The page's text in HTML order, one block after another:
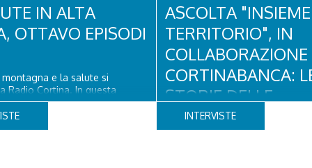
IN ALTA
OTTAVO EPISODI
e la salute si
Radio Cortina. In questa
Adam Jmili Direttore
di Ospedale
Rizzato direttore sanitario di
ASCOLTA
TERRITORIO", IN
CORTINABANCA:
STORIE DELLE
ASSOCIAZIONI CHE
FANNO CRESCERE
INTERVISTE